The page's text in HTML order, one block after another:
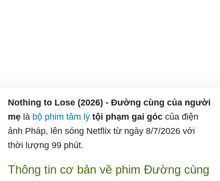
Nothing to Lose (2026) - Đường cùng của người
mẹ là bộ phim tâm lý tội phạm gai góc của điện
ảnh Pháp, lên sóng Netflix từ ngày 8/7/2026 với
thời lượng 99 phút.
Thông tin cơ bản về phim Đường cùng